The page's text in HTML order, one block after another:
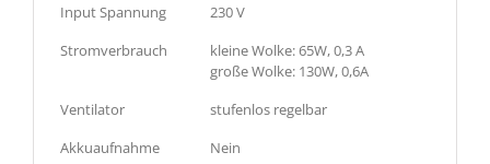
Input Spannung
230 V
Stromverbrauch
kleine Wolke: 65W, 0,3 A
große Wolke: 130W, 0,6A
Ventilator
stufenlos regelbar
Akkuaufnahme
Nein